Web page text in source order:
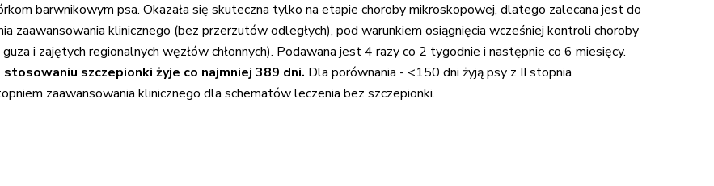
barwnikowym psa. Okazała się skuteczna tylko na etapie choroby mikroskopowej, dlatego zalecana jest do
zaawansowania klinicznego (bez przerzutów odległych), pod warunkiem osiągnięcia wcześniej kontroli choroby
i zajętych regionalnych węzłów chłonnych). Podawana jest 4 razy co 2 tygodnie i następnie co 6 miesięcy.
szczepionki żyje co najmniej 389 dni. Dla porównania - <150 dni żyją psy z II stopnia
zaawansowania klinicznego dla schematów leczenia bez szczepionki.